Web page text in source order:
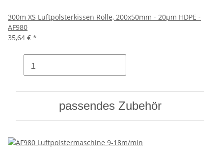
300m XS Luftpolsterkissen Rolle, 200x50mm - 20µm HDPE -
AF980
35,64 € *
passendes Zubehör